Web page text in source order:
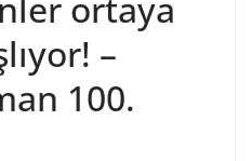
–
100.